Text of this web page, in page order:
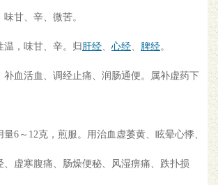
甘、辛、微苦。
温，味甘、辛。归肝经 心经 脾经。
补血活血、调经止痛、润肠通便。属补虚药下
量6～12克，煎服。用治血虚萎黄、眩晕心悸、
、虚寒腹痛、肠燥便秘、风湿痹痛、跌扑损